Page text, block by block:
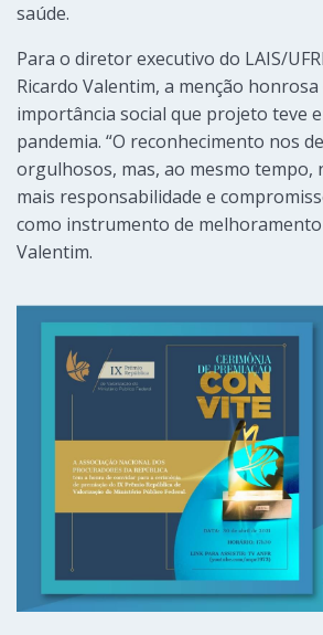
saúde.
Para o diretor executivo do LAIS/
Ricardo Valentim, a menção
importância social que projeto teve
pandemia. “O reconhecimento nos
orgulhosos, mas, ao mesmo tempo,
mais responsabilidade e
como instrumento de
Valentim.